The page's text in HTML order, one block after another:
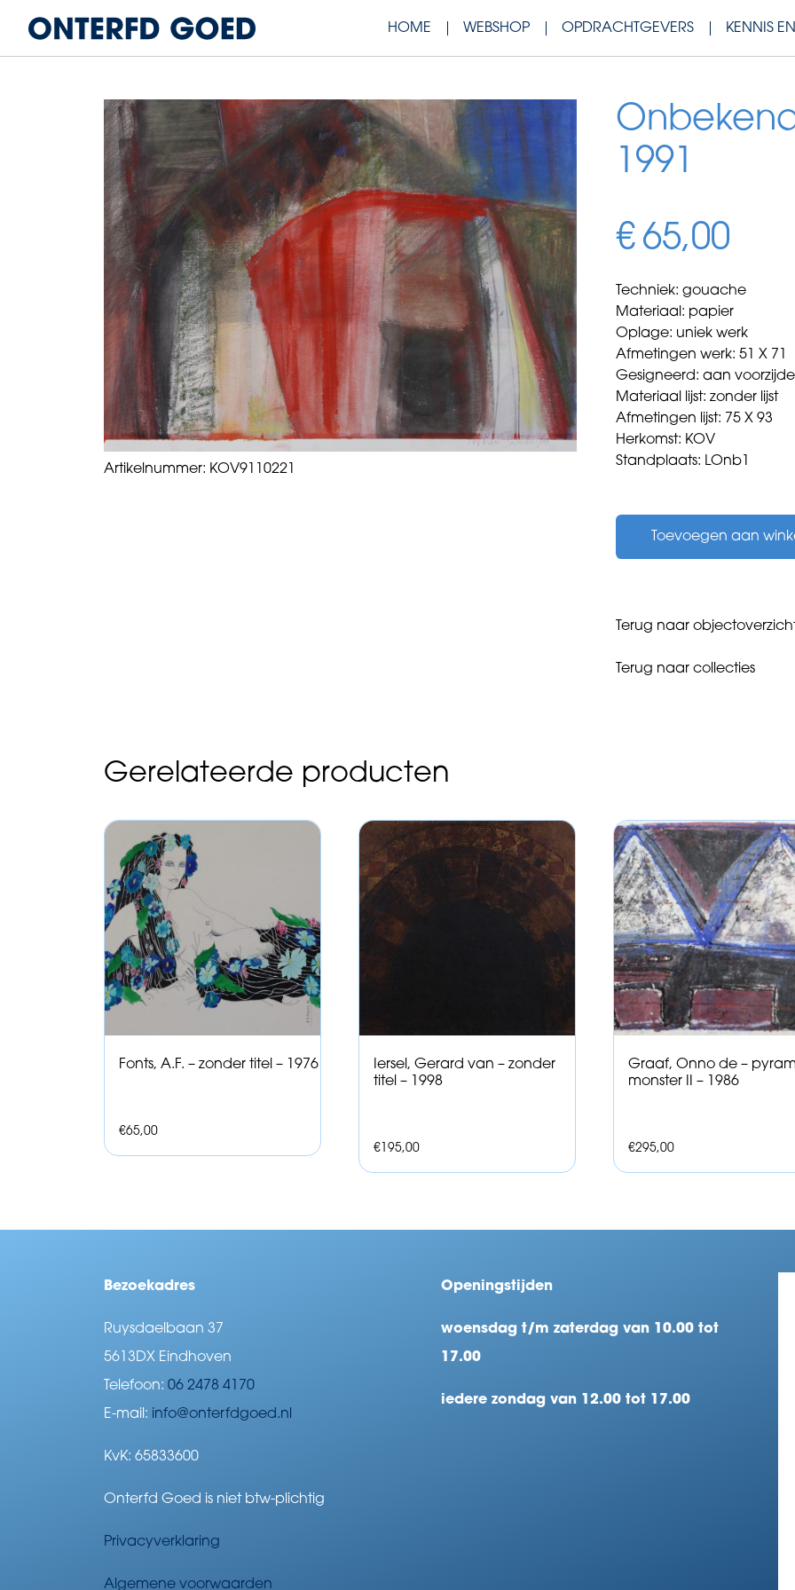
HOME WEBSHOP OPDRACHTGEVERS KENNIS
Artikelnummer: KOV9110221
1991
€ 65,00
Techniek: gouache
Materiaal: papier
Oplage: uniek werk
Afmetingen werk: 51 X 71
Gesigneerd: aan voorzijde
Materiaal lijst: zonder lijst
Afmetingen lijst: 75 X 93
Herkomst: KOV
Standplaats: LOnb1
-
Zonder
titel
aantal
Toevoegen aan
Terug naar
Terug naar collecties
Gerelateerde producten
Fonts, A.F. – zonder titel – 1976
€65,00
Iersel, Gerard van – zonder
titel – 1998
€195,00
Graaf, Onno de –
monster II – 1986
€295,00
Bezoekadres
Ruysdaelbaan 37
5613DX Eindhoven
Telefoon: 06 2478 4170
E-mail: info@onterfdgoed.nl
KvK: 65833600
Onterfd Goed is niet btw-plichtig
Privacyverklaring
Algemene voorwaarden
Openingstijden
woensdag t/m zaterdag van 10.00 tot
17.00
iedere zondag van 12.00 tot 17.00